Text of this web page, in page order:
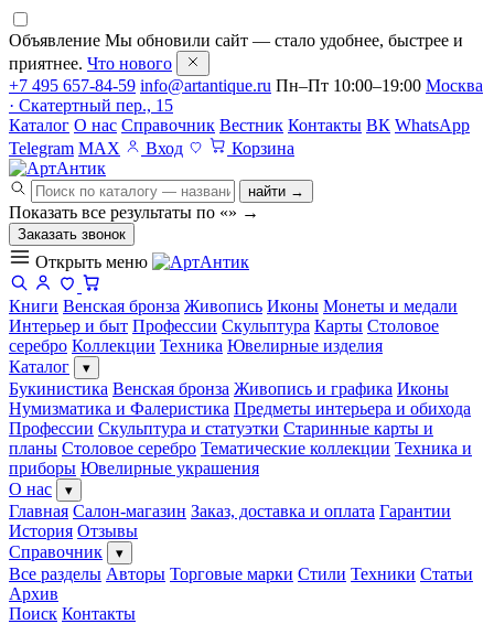
Объявление Мы обновили сайт — стало удобнее, быстрее и
приятнее. Что нового
+7 495 657-84-59 info@artantique.ru Пн–Пт 10:00–19:00 Москва
· Скатертный пер., 15
Каталог О нас Справочник Вестник Контакты ВК WhatsApp
Telegram MAX Вход Корзина
найти →
Показать все результаты по «» →
Заказать звонок
Открыть меню
Книги Венская бронза Живопись Иконы Монеты и медали
Интерьер и быт Профессии Скульптура Карты Столовое
серебро Коллекции Техника Ювелирные изделия
Каталог
▾
Букинистика Венская бронза Живопись и графика Иконы
Нумизматика и Фалеристика Предметы интерьера и обихода
Профессии Скульптура и статуэтки Старинные карты и
планы Столовое серебро Тематические коллекции Техника и
приборы Ювелирные украшения
О нас
▾
Главная Салон-магазин Заказ, доставка и оплата Гарантии
История Отзывы
Справочник
▾
Все разделы Авторы Торговые марки Стили Техники Статьи
Архив
Поиск Контакты